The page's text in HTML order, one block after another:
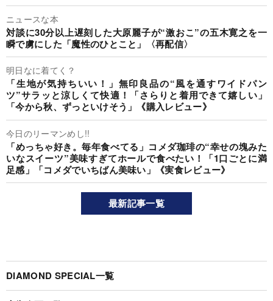
ニュースな本
対談に30分以上遅刻した大原麗子が“激おこ”の五木寛之を一
瞬で虜にした「魔性のひとこと」〈再配信〉
明日なに着てく？
「生地が気持ちいい！」無印良品の“風を通すワイドパン
ツ”サラッと涼しくて快適！「さらりと着用できて嬉しい」
「今から秋、ずっといけそう」《購入レビュー》
今日のリーマンめし!!
「めっちゃ好き。毎年食べてる」コメダ珈琲の“幸せの塊みた
いなスイーツ”美味すぎてホールで食べたい！「1口ごとに満
足感」「コメダでいちばん美味い」《実食レビュー》
最新記事一覧
DIAMOND SPECIAL一覧